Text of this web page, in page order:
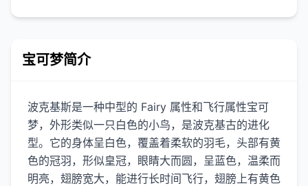
宝可梦简介
波克基斯是一种中型的 Fairy 属性和飞行属性宝可
梦，外形类似一只白色的小鸟，是波克基古的进化
型。它的身体呈白色，覆盖着柔软的羽毛，头部有黄
色的冠羽，形似皇冠，眼睛大而圆，呈蓝色，温柔而
明亮，翅膀宽大，能进行长时间飞行，翅膀上有黄色